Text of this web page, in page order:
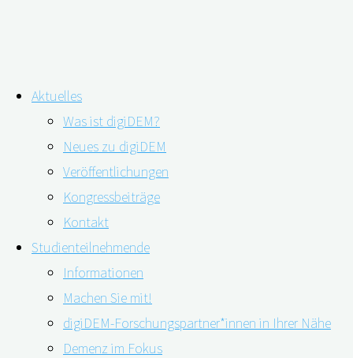
Inhalt
springen
Aktuelles
Was ist digiDEM?
Neues zu digiDEM
Veröffentlichungen
Kongressbeiträge
Kontakt
Studienteilnehmende
Informationen
Machen Sie mit!
digiDEM-Forschungspartner*innen in Ihrer Nähe
Demenz im Fokus
Schlagwort: Gesundheits- und
Sozialwesen
Höhere Gesundheitskompetenz fördert
zeitgerechte Demenzdiagnose